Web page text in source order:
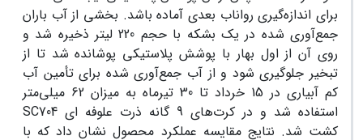
برای اندازه‌گیری رواناب بعدی آماده باشد. بخشی از آب باران
جمع‌آوری شده در یک بشکه با حجم 220 لیتر ذخیره شد و
روی آن از اول بهار با پوشش پلاستیکی پوشانده شد تا از
تبخیر جلوگیری شود و از آب جمع‌آوری شده برای تأمین آب
کم آبیاری در 15 خرداد تا 30 تیرماه به میزان 62 میلی‌متر
استفاده شد و در کرت‌های 9 گانه ذرت علوفه ای SC704
کشت شد. نتایج مقایسه عملکرد محصول نشان داد که با